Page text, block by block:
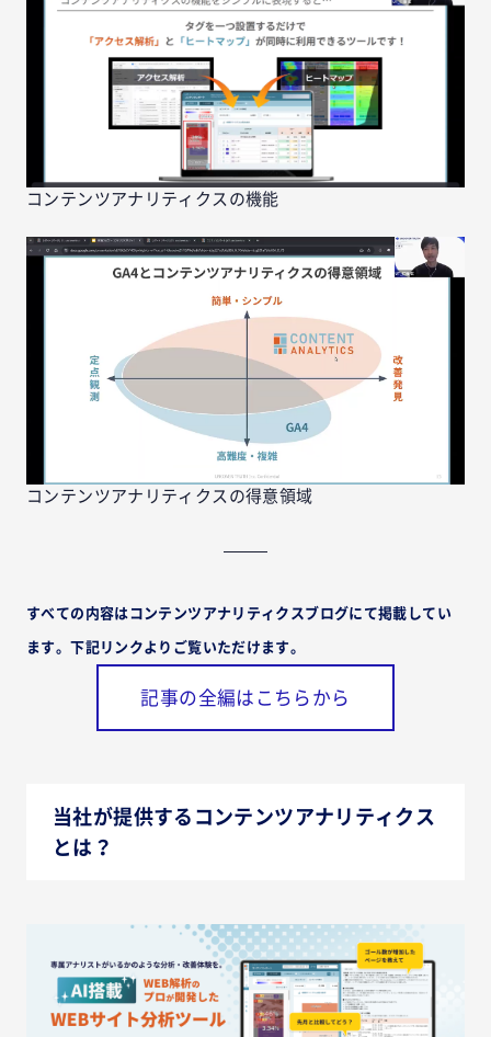
コンテンツアナリティクスの機能
コンテンツアナリティクスの得意領域
すべての内容はコンテンツアナリティクスブログにて掲載してい
ます。下記リンクよりご覧いただけます。
記事の全編はこちらから
当社が提供するコンテンツアナリティクス
とは？